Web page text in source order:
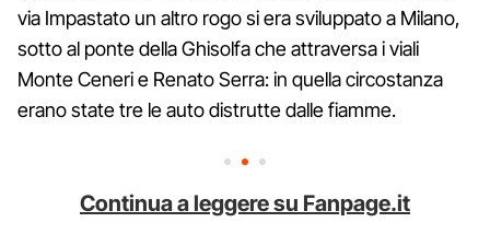
via Impastato un altro rogo si era sviluppato a Milano,
sotto al ponte della Ghisolfa che attraversa i viali
Monte Ceneri e Renato Serra: in quella circostanza
erano state tre le auto distrutte dalle fiamme.
Continua a leggere su Fanpage.it